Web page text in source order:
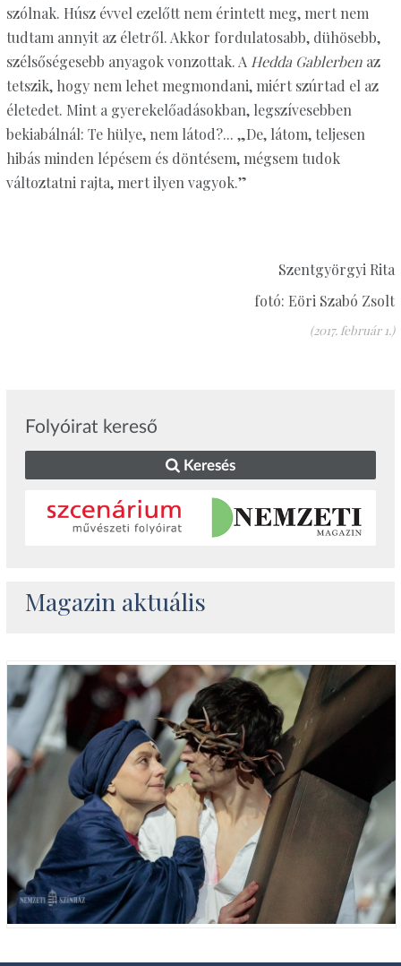
szólnak. Húsz évvel ezelőtt nem érintett meg, mert nem
tudtam annyit az életről. Akkor fordulatosabb, dühösebb,
szélsőségesebb anyagok vonzottak. A Hedda Gablerbenaz
tetszik, hogy nem lehet megmondani, miért szúrtad el az
életedet. Mint a gyerekelőadásokban, legszívesebben
bekiabálnál: Te hülye, nem látod?... „De, látom, teljesen
hibás minden lépésem és döntésem, mégsem tudok
változtatni rajta, mert ilyen vagyok.”
Szentgyörgyi Rita
fotó: Eöri Szabó Zsolt
(2017. február 1.)
Folyóirat kereső
Keresés
Magazin aktuális